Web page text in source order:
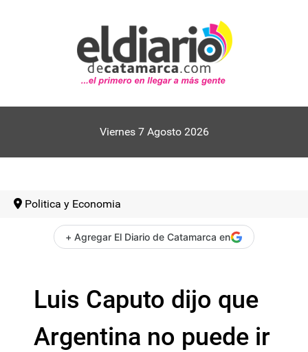
Viernes 7 Agosto 2026
Politica y Economia
+ Agregar El Diario de Catamarca en
Luis Caputo dijo que
Argentina no puede ir